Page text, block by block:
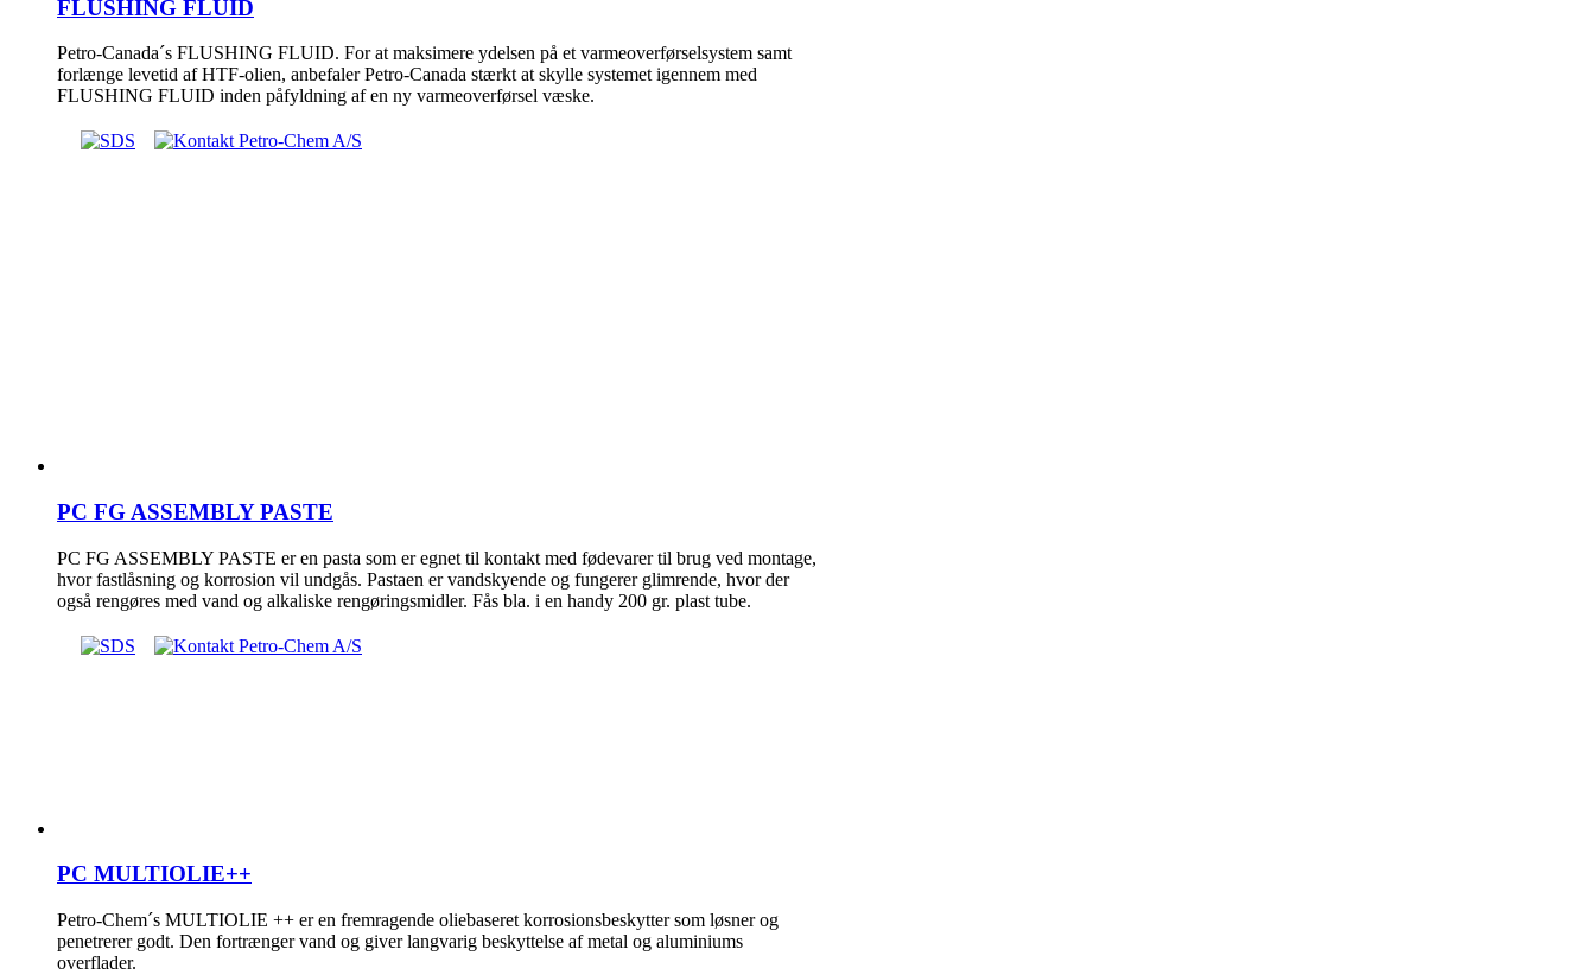
FLUSHING FLUID
Petro-Canada´s FLUSHING FLUID. For at maksimere ydelsen på et varmeoverførselsystem samt
forlænge levetid af HTF-olien, anbefaler Petro-Canada stærkt at skylle systemet igennem med
FLUSHING FLUID inden påfyldning af en ny varmeoverførsel væske.
PC FG ASSEMBLY PASTE
PC FG ASSEMBLY PASTE er en pasta som er egnet til kontakt med fødevarer til brug ved montage,
hvor fastlåsning og korrosion vil undgås. Pastaen er vandskyende og fungerer glimrende, hvor der
også rengøres med vand og alkaliske rengøringsmidler. Fås bla. i en handy 200 gr. plast tube.
PC MULTIOLIE++
Petro-Chem´s MULTIOLIE ++ er en fremragende oliebaseret korrosionsbeskytter som løsner og
penetrerer godt. Den fortrænger vand og giver langvarig beskyttelse af metal og aluminiums
overflader.